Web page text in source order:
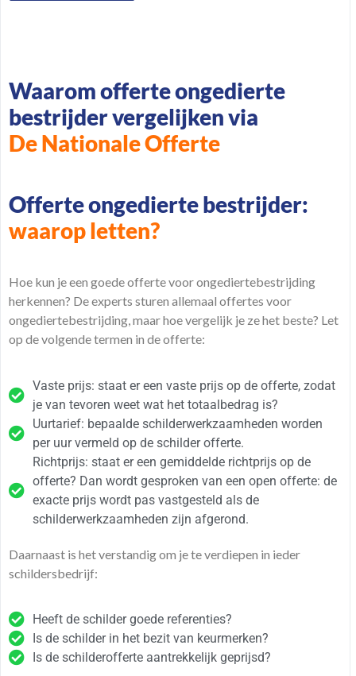
Waarom offerte ongedierte
bestrijder vergelijken via
De Nationale Offerte
Offerte ongedierte bestrijder:
waarop letten?
Hoe kun je een goede offerte voor ongediertebestrijding
herkennen? De experts sturen allemaal offertes voor
ongediertebestrijding, maar hoe vergelijk je ze het beste? Let
op de volgende termen in de offerte:
Vaste prijs: staat er een vaste prijs op de offerte, zodat
je van tevoren weet wat het totaalbedrag is?
Uurtarief: bepaalde schilderwerkzaamheden worden
per uur vermeld op de schilder offerte.
Richtprijs: staat er een gemiddelde richtprijs op de
offerte? Dan wordt gesproken van een open offerte: de
exacte prijs wordt pas vastgesteld als de
schilderwerkzaamheden zijn afgerond.
Daarnaast is het verstandig om je te verdiepen in ieder
schildersbedrijf:
Heeft de schilder goede referenties?
Is de schilder in het bezit van keurmerken?
Is de schilderofferte aantrekkelijk geprijsd?